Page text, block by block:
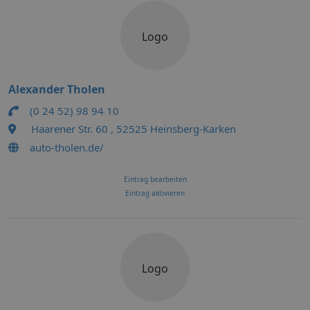
Logo
Alexander Tholen
(0 24 52) 98 94 10
Haarener Str. 60 , 52525 Heinsberg-Karken
auto-tholen.de/
Eintrag bearbeiten
Eintrag aktivieren
Logo